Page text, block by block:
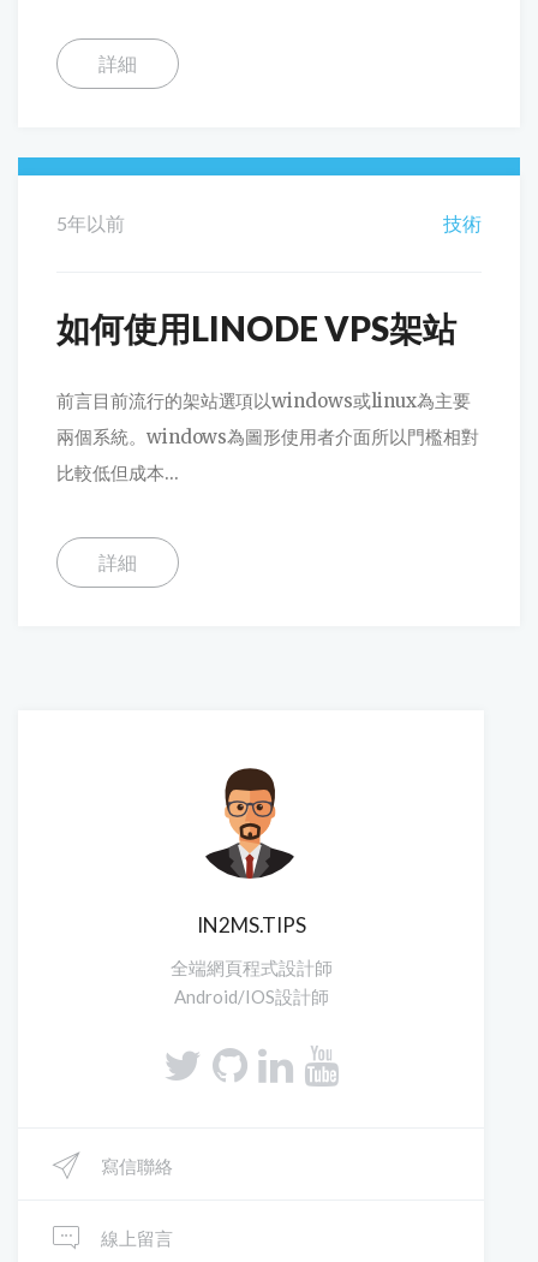
詳細
5年以前 技術
如何使用LINODE VPS架站
前言目前流行的架站選項以windows或linux為主要
兩個系統。windows為圖形使用者介面所以門檻相對
比較低但成本...
詳細
IN2MS.TIPS
全端網頁程式設計師
Android/IOS設計師
寫信聯絡
線上留言